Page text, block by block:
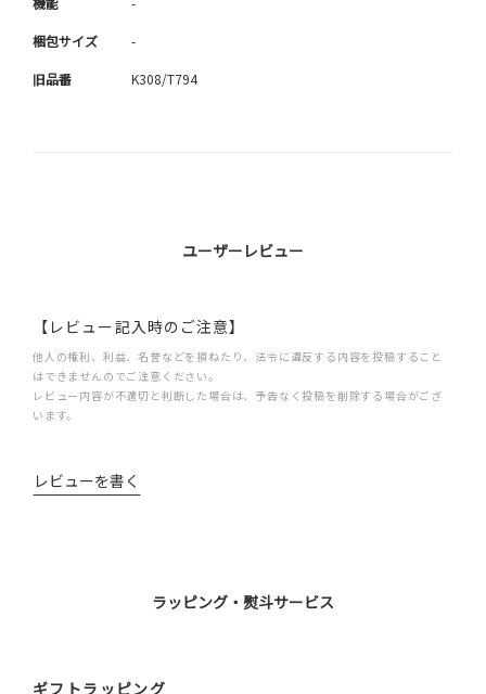
梱包サイズ -
旧品番 K308/T794
ユーザーレビュー
【レビュー記入時のご注意】
他人の権利、利益、名誉などを損ねたり、法令に違反する内容を投稿すること
はできませんのでご注意ください。
レビュー内容が不適切と判断した場合は、予告なく投稿を削除する場合がござ
います。
レビューを書く
ラッピング・熨斗サービス
ギフトラッピング